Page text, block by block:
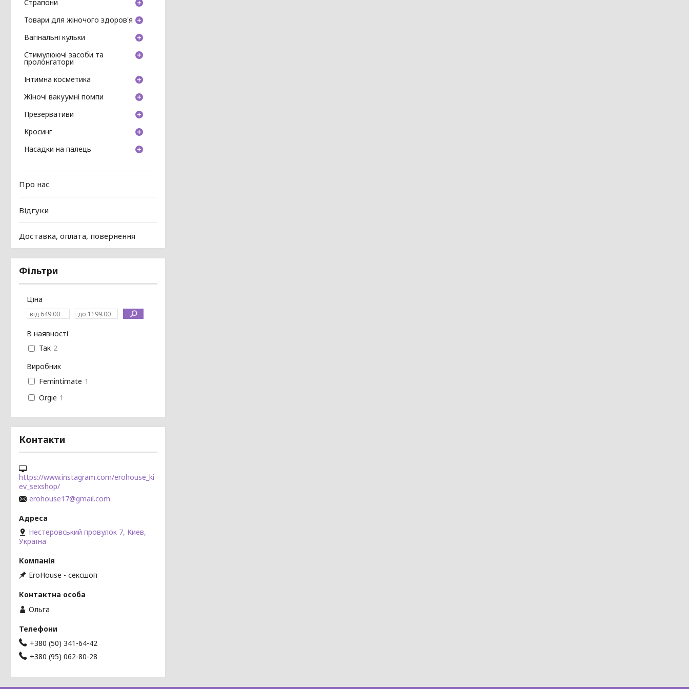
Страпони
Товари для жіночого здоров'я
Вагінальні кульки
Стимулюючі засоби та
пролонгатори
Інтимна косметика
Жіночі вакуумні помпи
Презервативи
Кросинг
Насадки на палець
Про нас
Відгуки
Доставка, оплата, повернення
Фільтри
Ціна
В наявності
Так 2
Виробник
Femintimate 1
Orgie 1
Контакти
https://www.instagram.com/erohouse_ki
ev_sexshop/
erohouse17@gmail.com
Нестеровський провулок 7, Киев,
Україна
EroHouse - сексшоп
Ольга
+380 (50) 341-64-42
+380 (95) 062-80-28